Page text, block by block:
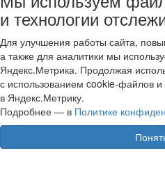
и технологии
Для улучшения работы сайта,
а также для аналитики мы
Яндекс.Метрика. Продолжая
с использованием cookie-файлов
в Яндекс.Метрику.
Подробнее — в Политике